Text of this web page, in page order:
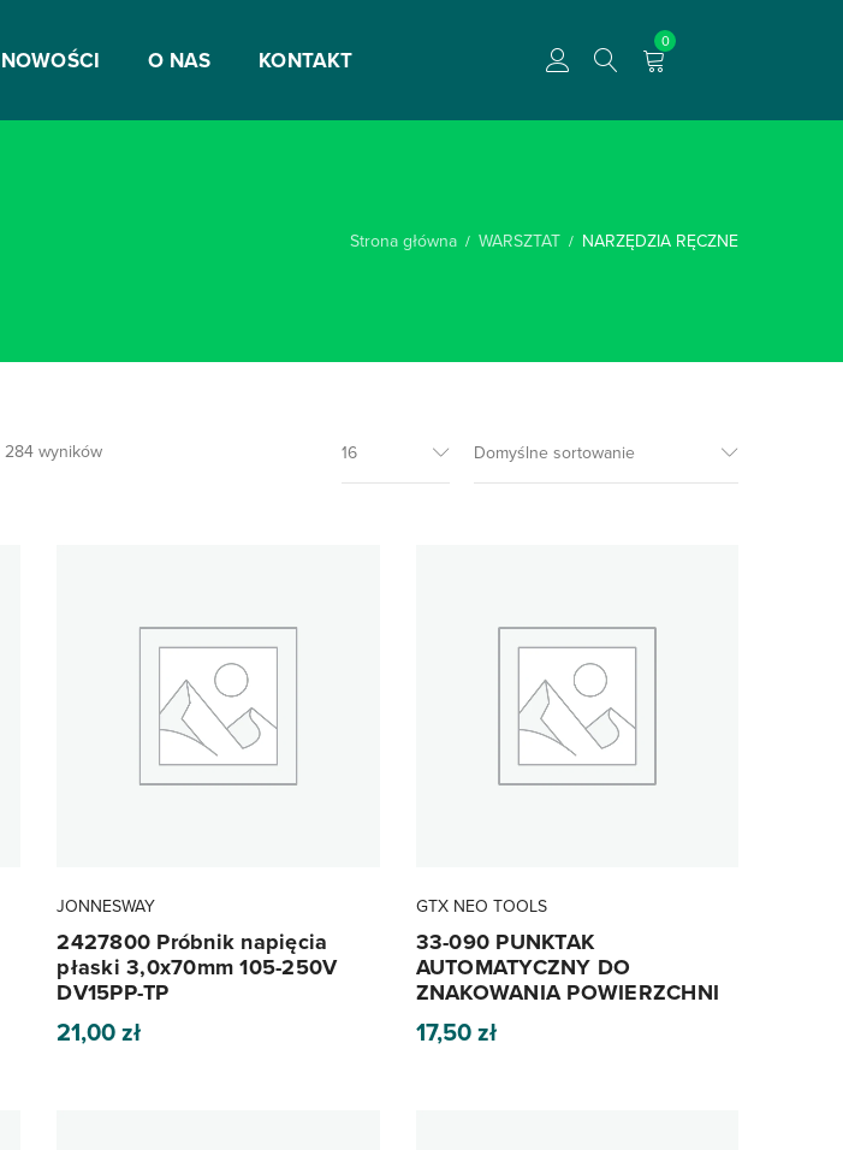
NOWOŚCI O NAS KONTAKT
0
Strona główna / WARSZTAT / NARZĘDZIA RĘCZNE
284 wyników Domyślne sortowanie
16
JONNESWAY
2427800 Próbnik napięcia
płaski 3,0x70mm 105-250V
DV15PP-TP
21,00zł
GTX NEO TOOLS
33-090 PUNKTAK
AUTOMATYCZNY DO
ZNAKOWANIA POWIERZCHNI
17,50zł